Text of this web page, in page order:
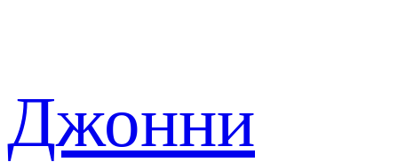
Джонни